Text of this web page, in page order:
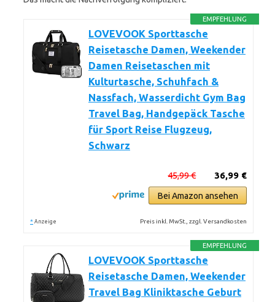
EMPFEHLUNG
LOVEVOOK Sporttasche
Reisetasche Damen, Weekender
Damen Reisetaschen mit
Kulturtasche, Schuhfach &
Nassfach, Wasserdicht Gym Bag
Travel Bag, Handgepäck Tasche
für Sport Reise Flugzeug,
Schwarz
36,99 €
45,99 €
Bei Amazon ansehen
* Anzeige Preis inkl. MwSt., zzgl. Versandkosten
EMPFEHLUNG
LOVEVOOK Sporttasche
Reisetasche Damen, Weekender
Travel Bag Kliniktasche Geburt